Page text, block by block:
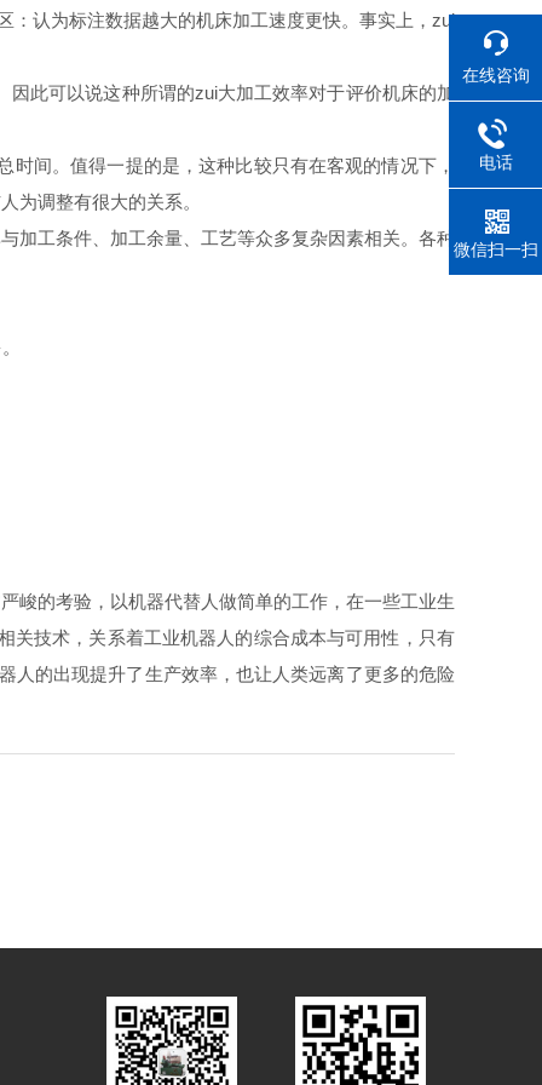
认为标注数据越大的机床加工速度更快。事实上，zui
。因此可以说这种所谓的zui大加工效率对于评价机床的加
。值得一提的是，这种比较只有在客观的情况下，
调整有很大的关系。
条件、加工余量、工艺等众多复杂因素相关。各种
的考验，以机器代替人做简单的工作，在一些工业生
技术，关系着工业机器人的综合成本与可用性，只有
器人的出现提升了生产效率，也让人类远离了更多的危险
在线咨询
电话
微信扫一扫